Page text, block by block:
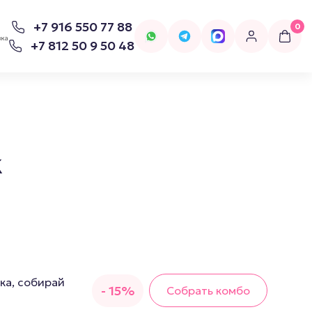
+7 916 550 77 88
+7 812 50 9 50 48
0
- 15%
собирай
Собрать комбо